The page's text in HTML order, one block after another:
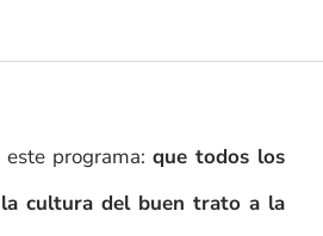
este programa:que todos los
la cultura del buen trato a la